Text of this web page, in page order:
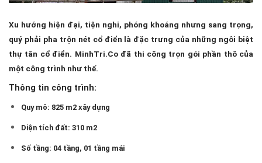
Xu hướng hiện đại, tiện nghi, phóng khoáng nhưng sang trọng,
quý phải pha trộn nét cổ điển là đặc trưng của những ngôi biệt
thự tân cổ điển. MinhTri.Co đã thi công trọn gói phần thô của
một công trình như thế.
Thông tin công trình:
Quy mô: 825 m2 xây dựng
Diện tích đất: 310 m2
Số tầng: 04 tầng, 01 tầng mái